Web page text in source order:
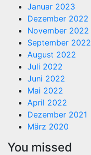
Januar 2023
Dezember 2022
November 2022
September 2022
August 2022
Juli 2022
Juni 2022
Mai 2022
April 2022
Dezember 2021
März 2020
You missed